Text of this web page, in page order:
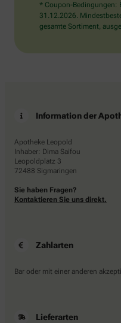
* Coupon-Bedingungen:
31.12.2026.
gesamte Sortiment,
Information der
Apotheke Leopold
Inhaber: Dima Saifou
Leopoldplatz 3
72488 Sigmaringen
Sie haben Fragen?
Kontaktieren Sie uns direkt.
Zahlarten
Bar oder mit einer anderen
Lieferarten